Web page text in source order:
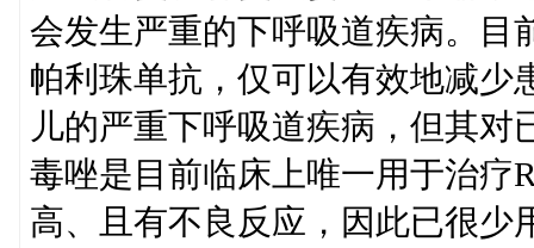
会发生严重的下呼吸道疾病。目
帕利珠单抗，仅可以有效地减少
儿的严重下呼吸道疾病，但其对
毒唑是目前临床上唯一用于治疗
高、且有不良反应，因此已很少